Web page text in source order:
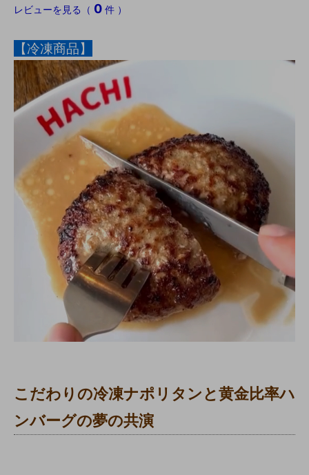
レビューを見る（ 0 件 ）
【冷凍商品】
こだわりの冷凍ナポリタンと黄金比率ハ
ンバーグの夢の共演